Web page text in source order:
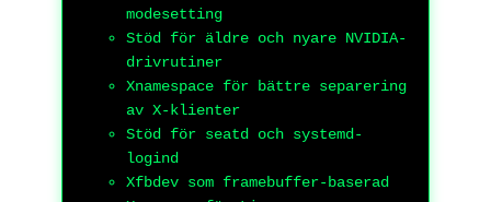
modesetting
Stöd för äldre och nyare NVIDIA-
drivrutiner
Xnamespace för bättre separering
av X-klienter
Stöd för seatd och systemd-
logind
Xfbdev som framebuffer-baserad